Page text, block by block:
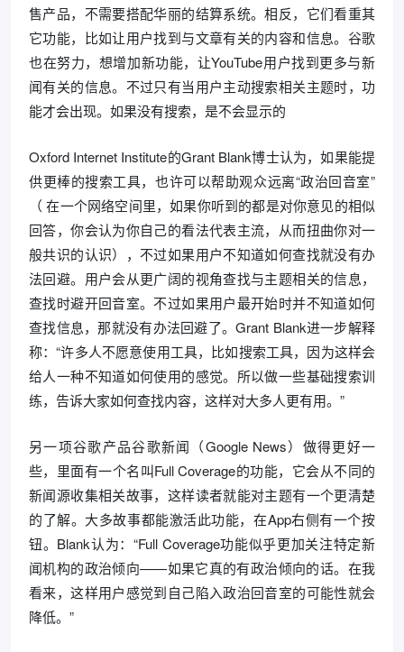
售产品，不需要搭配华丽的结算系统。相反，它们看重其
它功能，比如让用户找到与文章有关的内容和信息。谷歌
也在努力，想增加新功能，让YouTube用户找到更多与新
闻有关的信息。不过只有当用户主动搜索相关主题时，功
能才会出现。如果没有搜索，是不会显示的
Oxford Internet Institute的Grant Blank博士认为，如果能提
供更棒的搜索工具，也许可以帮助观众远离“政治回音室”
（ 在一个网络空间里，如果你听到的都是对你意见的相似
回答，你会认为你自己的看法代表主流，从而扭曲你对一
般共识的认识），不过如果用户不知道如何查找就没有办
法回避。用户会从更广阔的视角查找与主题相关的信息，
查找时避开回音室。不过如果用户最开始时并不知道如何
查找信息，那就没有办法回避了。Grant Blank进一步解释
称：“许多人不愿意使用工具，比如搜索工具，因为这样会
给人一种不知道如何使用的感觉。所以做一些基础搜索训
练，告诉大家如何查找内容，这样对大多人更有用。”
另一项谷歌产品谷歌新闻（Google News）做得更好一
些，里面有一个名叫Full Coverage的功能，它会从不同的
新闻源收集相关故事，这样读者就能对主题有一个更清楚
的了解。大多故事都能激活此功能，在App右侧有一个按
钮。Blank认为：“Full Coverage功能似乎更加关注特定新
闻机构的政治倾向——如果它真的有政治倾向的话。在我
看来，这样用户感觉到自己陷入政治回音室的可能性就会
降低。”